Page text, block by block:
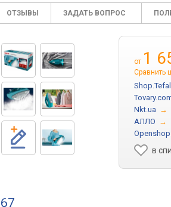
ОТЗЫВЫ ЗАДАТЬ ВОПРОС
от 1
Сравнить
Nkt.ua →
АЛЛО →
в